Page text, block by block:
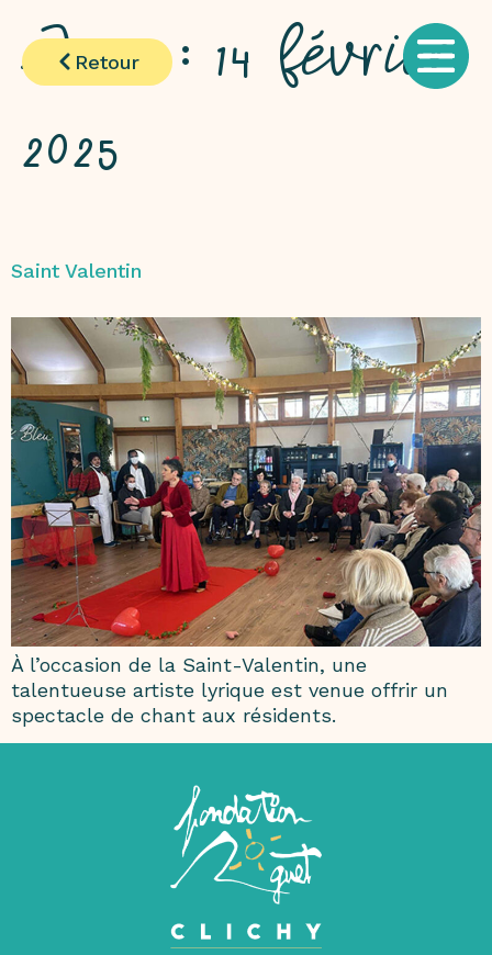
Retour
Jour : 14 février
2025
Saint Valentin
À l’occasion de la Saint-Valentin, une
talentueuse artiste lyrique est venue offrir un
spectacle de chant aux résidents.